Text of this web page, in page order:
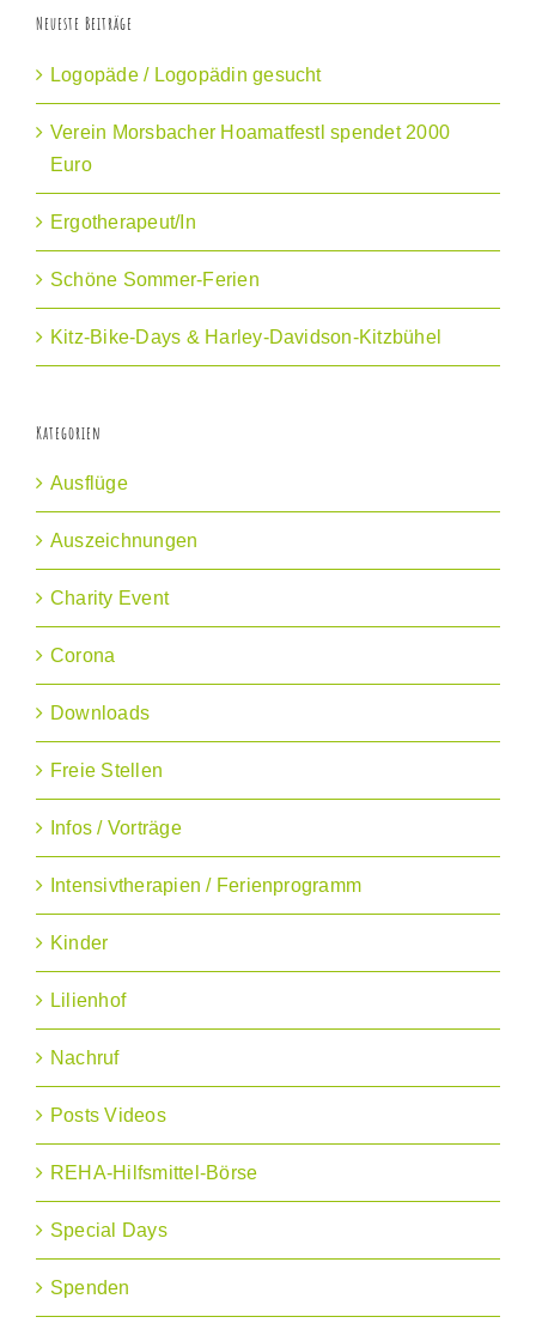
Neueste Beiträge
Logopäde / Logopädin gesucht
Verein Morsbacher Hoamatfestl spendet 2000
Euro
Ergotherapeut/In
Schöne Sommer-Ferien
Kitz-Bike-Days & Harley-Davidson-Kitzbühel
Kategorien
Ausflüge
Auszeichnungen
Charity Event
Corona
Downloads
Freie Stellen
Infos / Vorträge
Intensivtherapien / Ferienprogramm
Kinder
Lilienhof
Nachruf
Posts Videos
REHA-Hilfsmittel-Börse
Special Days
Spenden